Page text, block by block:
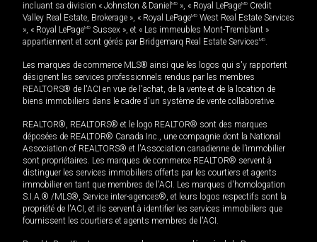
incluant sa division « Johnston & Daniel MD », « Royal LePageMD Credit
Valley Real Estate, Brokerage », « Royal LePageMD West Real Estate Services
», « Royal LePageMD Sussex », et « Les immeubles Mont-Tremblant »
appartiennent et sont gérés par Bridgemarq Real Estate ServicesMD.
Les marques de commerce MLS® ainsi que les logos qui s'y rapportent
désignent les services professionnels rendus par les membres
REALTORS® de l'ACI en vue de l'achat, de la vente et de la location de
biens immobiliers dans le cadre d'un système de vente collaborative.
REALTOR®, REALTORS® et le logo REALTOR® sont des marques
déposées de REALTOR® Canada Inc., une compagnie dont la National
Association of REALTORS® et l'Association canadienne de l’immobilier
sont propriétaires. Les marques de commerce REALTOR® servent à
distinguer les services immobiliers offerts par les courtiers et agents
immobilier en tant que membres de l'ACI. Les marques d'homologation
S.I.A.® /MLS®, Service inter-agences®, et leurs logos respectifs sont la
propriété de l'ACI, et ils servent à identifier les services immobiliers que
fournissent les courtiers et agents membres de l'ACI.